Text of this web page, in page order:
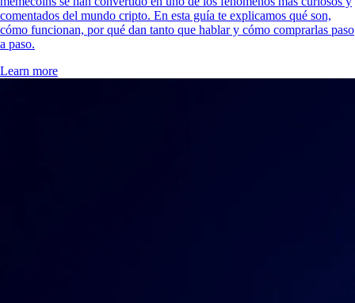
comentados del mundo cripto. En esta guía te explicamos qué son,
cómo funcionan, por qué dan tanto que hablar y cómo comprarlas paso
a paso.
Learn more